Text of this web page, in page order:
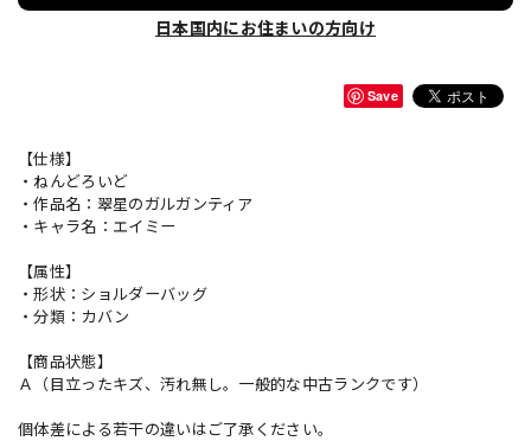
日本国内にお住まいの方向け
Save
【仕様】
・ねんどろいど
・作品名：翠星のガルガンティア
・キャラ名：エイミー
【属性】
・形状：ショルダーバッグ
・分類：カバン
【商品状態】
Ａ（目立ったキズ、汚れ無し。一般的な中古ランクです）
個体差による若干の違いはご了承ください。